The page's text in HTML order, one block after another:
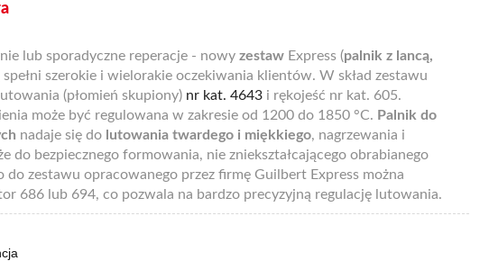
lub sporadyczne reperacje - nowy zestaw Express (palnik z lancą,
spełni szerokie i wielorakie oczekiwania klientów. W skład zestawu
(płomień skupiony) nr kat. 4643 i rękojeść nr kat. 605.
może być regulowana w zakresie od 1200 do 1850 °C. Palnik do
nadaje się do lutowania twardego i miękkiego, nagrzewania i
do bezpiecznego formowania, nie zniekształcającego obrabianego
do zestawu opracowanego przez firmę Guilbert Express można
686 lub 694, co pozwala na bardzo precyzyjną regulację lutowania.